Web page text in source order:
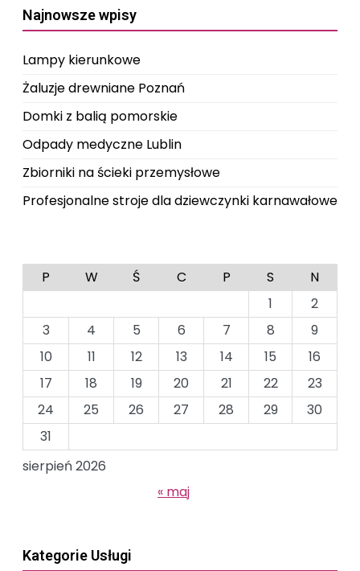
wpisach
Najnowsze wpisy
Lampy kierunkowe
Żaluzje drewniane Poznań
Domki z balią pomorskie
Odpady medyczne Lublin
Zbiorniki na ścieki przemysłowe
Profesjonalne stroje dla dziewczynki karnawałowe
sierpień 2026
P W Ś C P S
N
1
2
3
4 5 6 7 8
9
10
11 12 13 14 15
16
17
18 19 20 21 22
23
24
25 26 27 28 29
30
31
« maj
Kategorie Usługi